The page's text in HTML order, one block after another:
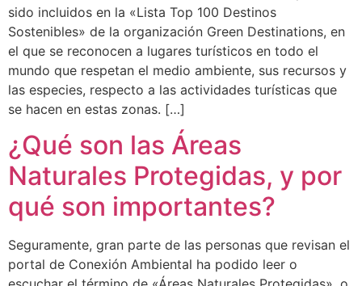
sido incluidos en la «Lista Top 100 Destinos
Sostenibles» de la organización Green Destinations, en
el que se reconocen a lugares turísticos en todo el
mundo que respetan el medio ambiente, sus recursos y
las especies, respecto a las actividades turísticas que
se hacen en estas zonas. […]
¿Qué son las Áreas
Naturales Protegidas, y por
qué son importantes?
Seguramente, gran parte de las personas que revisan el
portal de Conexión Ambiental ha podido leer o